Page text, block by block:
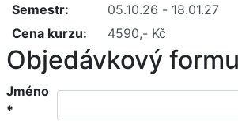
Semestr
Cena kurzu
Objedávkový
Jméno
*